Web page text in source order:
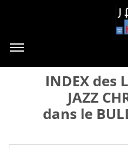
INDEX des
JAZZ
dans le